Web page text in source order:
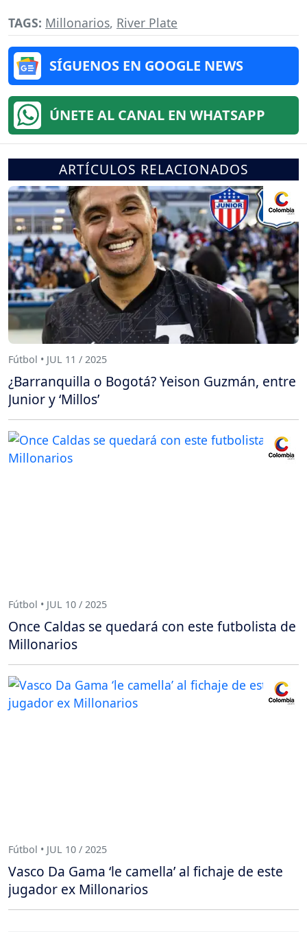
TAGS: Millonarios, River Plate
SÍGUENOS EN GOOGLE NEWS
ÚNETE AL CANAL EN WHATSAPP
ARTÍCULOS RELACIONADOS
Fútbol • JUL 11 / 2025
¿Barranquilla o Bogotá? Yeison Guzmán, entre
Junior y ‘Millos’
Fútbol • JUL 10 / 2025
Once Caldas se quedará con este futbolista de
Millonarios
Fútbol • JUL 10 / 2025
Vasco Da Gama ‘le camella’ al fichaje de este
jugador ex Millonarios